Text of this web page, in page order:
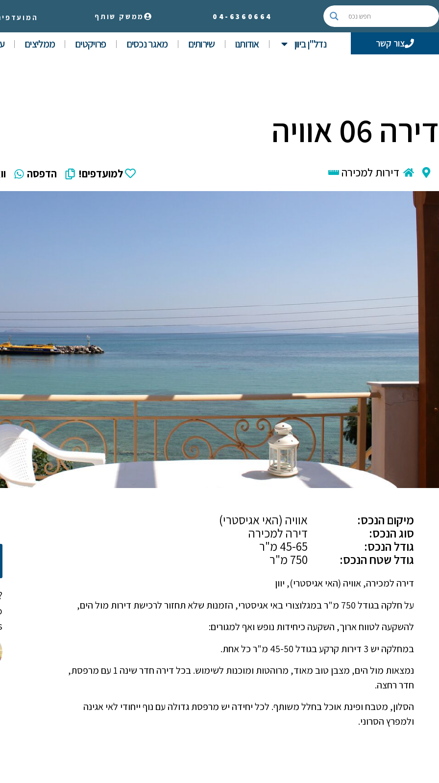
04- 6360664 ממשק שותף
צור קשר נדל"ן ביוון אודותנו שירותים מאגר נכסים פרויקטים ממליצים
דירה 06 אוויה
דירות למכירה למועדפים! הדפסה
מיקום הנכס:
אוויה (האי אגיסטרי)
סוג הנכס:
דירה למכירה
גודל הנכס:
גודל שטח הנכס:
דירה למכירה, אוויה (האי אגיסטרי), יוון
על חלקה בגודל 750 מ"ר במגלוצורי באי אגיסטרי, הזמנות שלא תחזור לרכישת דירות מול הים,
להשקעה לטווח ארוך, השקעה כיחידות נופש ואף למגורים:
במחלקה יש 3 דירות קרקע בגודל 45-50 מ"ר כל אחת.
נמצאות מול הים, מצבן טוב מאוד, מרוהטות ומוכנות לשימוש. בכל דירה חדר שינה 1 עם מרפסת,
חדר רחצה.
הסלון, מטבח ופינת אוכל בחלל משותף. לכל יחידה יש מרפסת גדולה עם נוף ייחודי לאי אגינה
ולמפרץ הסרוני.